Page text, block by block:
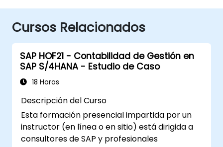
Cursos Relacionados
SAP HOF21 - Contabilidad de Gestión en
SAP S/4HANA - Estudio de Caso
18 Horas
Descripción del Curso
Esta formación presencial impartida por un
instructor (en línea o en sitio) está dirigida a
consultores de SAP y profesionales